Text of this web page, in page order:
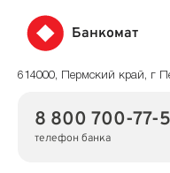
Банкомат
614000, Пермский край, г
8 800 700-77-
телефон банка